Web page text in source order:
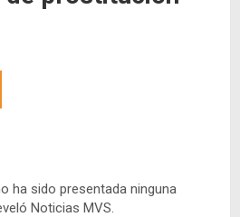
ha sido presentada ninguna
Noticias MVS.